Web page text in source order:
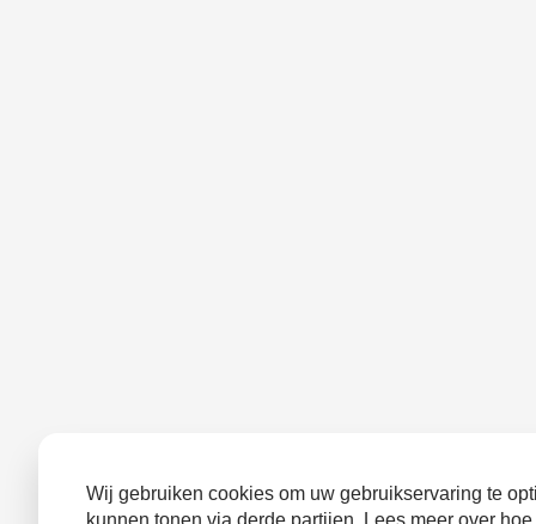
Wij gebruiken cookies om uw gebruikservaring te
kunnen tonen via derde partijen. Lees meer over